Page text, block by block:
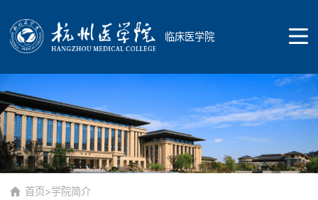
临床医学院
首页
学院概况
首页>学院简介